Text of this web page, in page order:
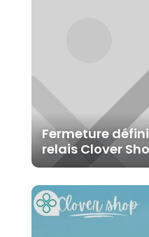
Fermeture
relais Clover